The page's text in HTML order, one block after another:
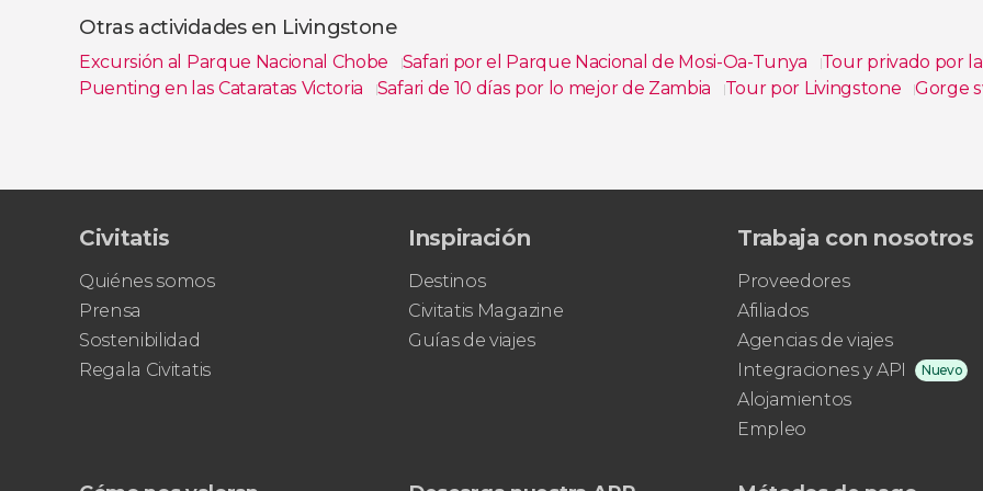
Otras actividades en Livingstone
Excursión al Parque Nacional Chobe Safari por el Parque Nacional de Mosi-Oa-Tunya
Tour privado por
Puenting en las Cataratas Victoria
Safari de 10 días por lo mejor de Zambia Tour por Livingstone Gorge
Civitatis
Quiénes somos
Prensa
Sostenibilidad
Regala Civitatis
Inspiración
Destinos
Civitatis Magazine
Guías de viajes
Trabaja con nosotros
Proveedores
Afiliados
Agencias de viajes
Integraciones y API
Nuevo
Alojamientos
Empleo